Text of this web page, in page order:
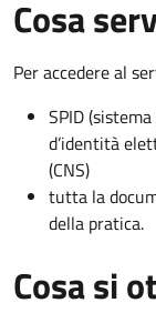
Cosa
Per accedere al
SPID
d’identità
(CNS)
tutta la
della pratica.
Cosa si